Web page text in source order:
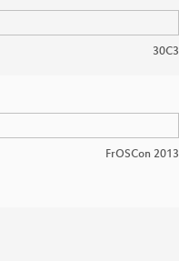
30C3
FrOSCon 2013